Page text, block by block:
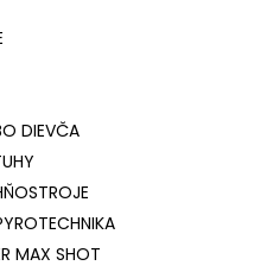
DIEVČA
MAX SHOT
DÚHA 40MM -